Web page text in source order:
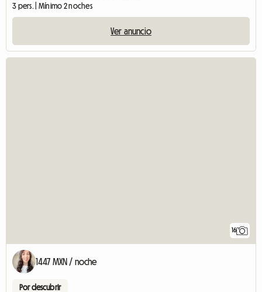
3 pers. | Mínimo 2 noches
Ver anuncio
16
1447 MXN / noche
Por descubrir